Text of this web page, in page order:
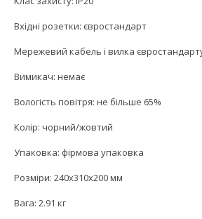
Вхідні розетки: євростандарт
Мережевий кабель і вилка
Вимикач: немає
Вологість повітря: не більше 65%
Колір: чорний/жовтий
Упаковка: фірмова упаковка
Розміри: 240x310x200 мм
Вага: 2.91 кг